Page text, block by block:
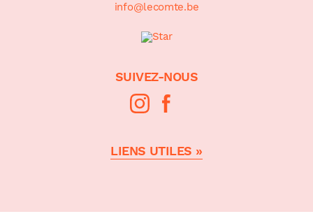
info@lecomte.be
SUIVEZ-NOUS
LIENS UTILES »